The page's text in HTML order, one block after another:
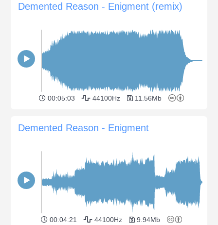
Demented Reason - Enigment (remix)
00:05:03 44100Hz 11.56Mb
Demented Reason - Enigment
00:04:21 44100Hz 9.94Mb